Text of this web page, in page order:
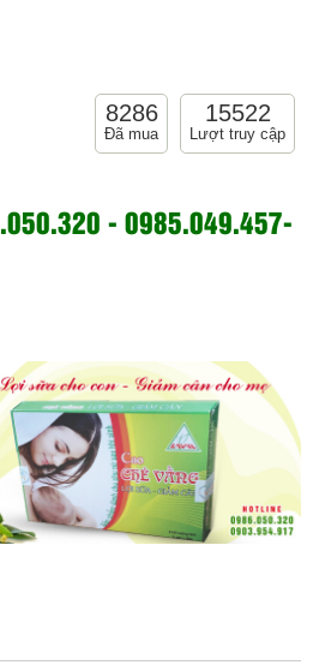
8286
Đã mua
15522
Lượt truy cập
- 0985.049.457-